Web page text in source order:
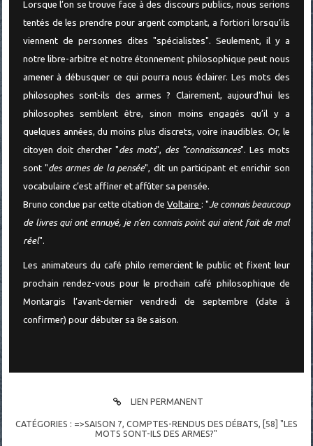
Lorsque l’on se trouve face à des discours publics, nous serions
tentés de les prendre pour argent comptant, a fortiori lorsqu’ils
viennent de personnes dites "spécialistes". Seulement, il y a
notre libre-arbitre et notre étonnement philosophique peut nous
amener à débusquer ce qui pourra nous éclairer. Les mots des
philosophes sont-ils des armes ? Clairement, aujourd’hui les
philosophes semblent être, sinon moins engagés qu’il y a
quelques années, du moins plus discrets, voire inaudibles. Or, le
citoyen doit chercher "des mots", des "connaissances". Les mots
sont "des armes de la pensée", dit un participant et enrichir son
vocabulaire c’est affiner et affûter sa pensée.
Bruno conclue par cette citation de Voltaire : "Je connais beaucoup
de livres qui ont ennuyé, je n’en connais point qui aient fait de mal
réel".
Les animateurs du café philo remercient le public et fixent leur
prochain rendez-vous pour le prochain café philosophique de
Montargis l’avant-dernier vendredi de septembre (date à
confirmer) pour débuter sa 8e saison.
LIEN PERMANENT
CATÉGORIES : =>SAISON 7, COMPTES-RENDUS DES DÉBATS, [58] "LES
MOTS SONT-ILS DES ARMES?"